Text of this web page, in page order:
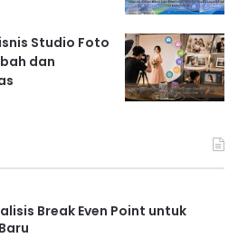
Studio Foto
dan
Break Even Point untuk